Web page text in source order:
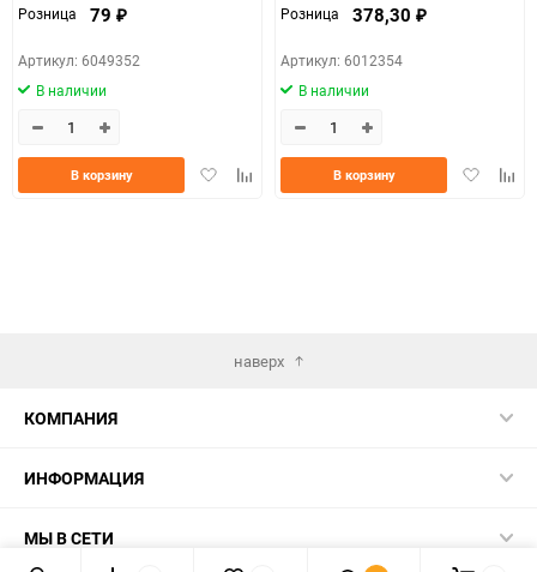
Розница 79 ₽
Артикул: 6049352
В наличии
ДобавитьДобавить
В корзину
Розница 378,30 ₽
Артикул: 6012354
В наличии
Добавить
В корзину
наверх
КОМПАНИЯ
ИНФОРМАЦИЯ
МЫ В СЕТИ